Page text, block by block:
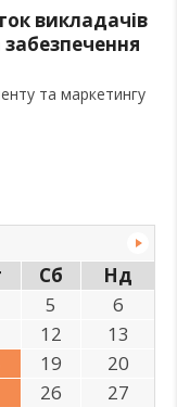
викладачів
та маркетингу
Сб
Нд
5
6
12
13
19
20
26
27